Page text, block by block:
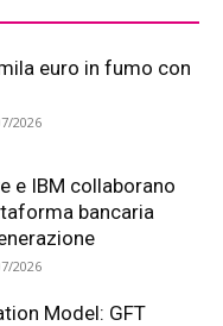
euro in fumo con
2026
e IBM collaborano
bancaria
2026
Model: GFT